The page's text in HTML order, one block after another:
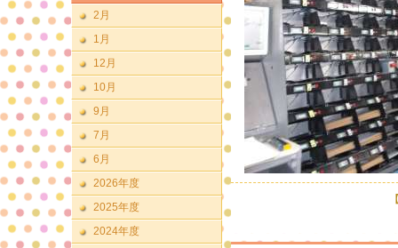
2月
1月
12月
10月
9月
7月
6月
2026年度
2025年度
2024年度